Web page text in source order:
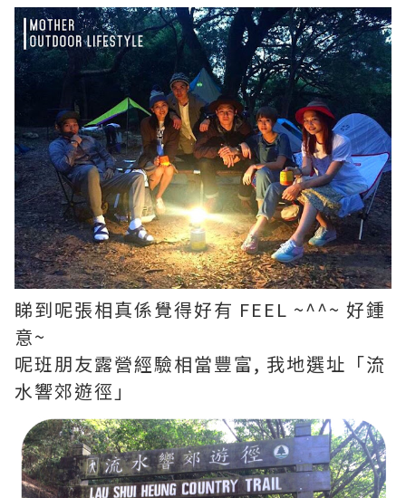
睇到呢張相真係覺得好有 FEEL ~^^~ 好鍾
意~
呢班朋友露營經驗相當豐富, 我地選址「流
水響郊遊徑」